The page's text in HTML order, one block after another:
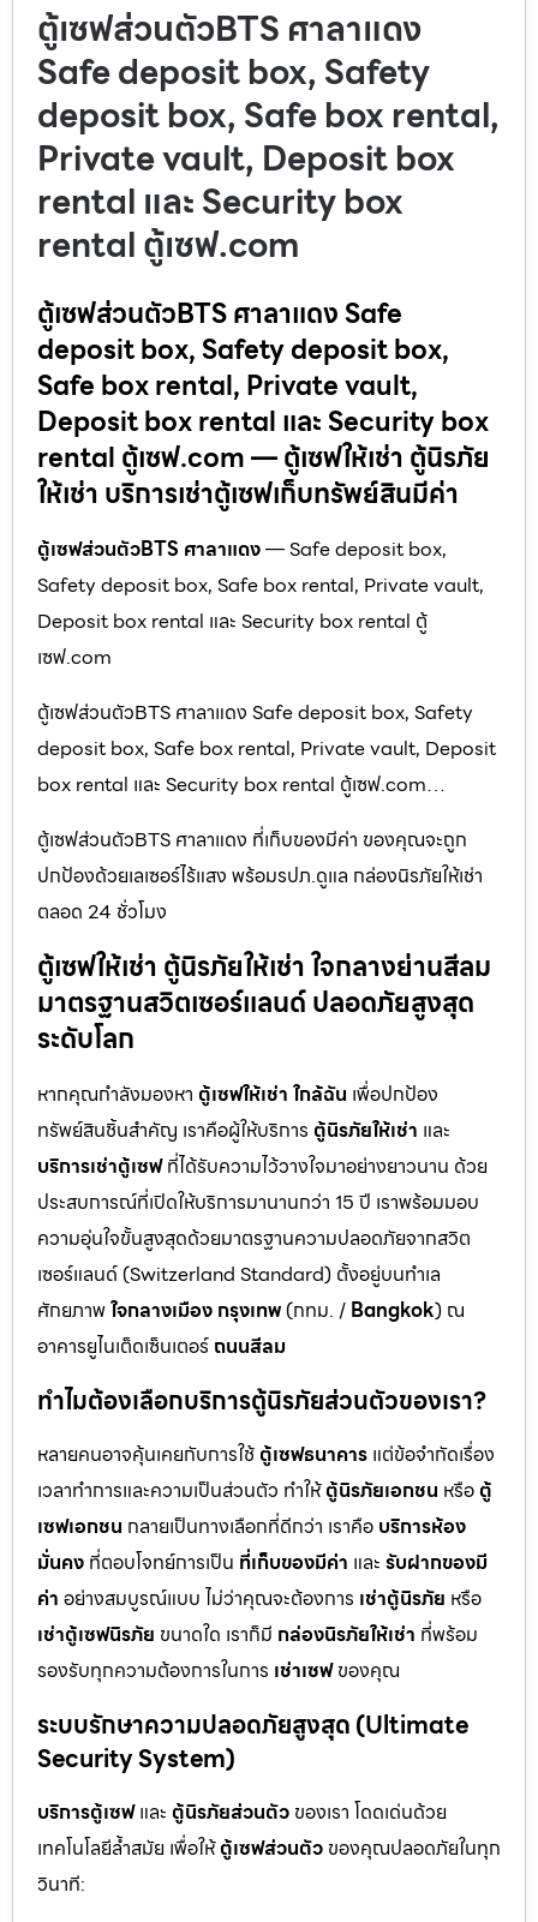
ตู้เซฟส่วนตัวBTS ศาลาแดง
Safe deposit box, Safety
deposit box, Safe box rental,
Private vault, Deposit box
rental และ Security box
rental ตู้เซฟ.com
ตู้เซฟส่วนตัวBTS ศาลาแดง Safe
deposit box, Safety deposit box,
Safe box rental, Private vault,
Deposit box rental และ Security box
rental ตู้เซฟ.com — ตู้เซฟให้เช่า ตู้นิรภัย
ให้เช่า บริการเช่าตู้เซฟเก็บทรัพย์สินมีค่า
ตู้เซฟส่วนตัวBTS ศาลาแดง— Safe deposit box,
Safety deposit box, Safe box rental, Private vault,
Deposit box rental และ Security box rental ตู้
เซฟ.com
ตู้เซฟส่วนตัวBTS ศาลาแดง Safe deposit box, Safety
deposit box, Safe box rental, Private vault, Deposit
box rental และ Security box rental ตู้เซฟ.com…
ตู้เซฟส่วนตัวBTS ศาลาแดง ที่เก็บของมีค่า ของคุณจะถูก
ปกป้องด้วยเลเซอร์ไร้แสง พร้อมรปภ.ดูแล กล่องนิรภัยให้เช่า
ตลอด 24 ชั่วโมง
ตู้เซฟให้เช่า ตู้นิรภัยให้เช่า ใจกลางย่านสีลม
มาตรฐานสวิตเซอร์แลนด์ ปลอดภัยสูงสุด
ระดับโลก
หากคุณกำลังมองหา ตู้เซฟให้เช่า ใกล้ฉัน เพื่อปกป้อง
ทรัพย์สินชิ้นสำคัญ เราคือผู้ให้บริการ ตู้นิรภัยให้เช่า และ
บริการเช่าตู้เซฟที่ได้รับความไว้วางใจมาอย่างยาวนาน ด้วย
ประสบการณ์ที่เปิดให้บริการมานานกว่า 15 ปี เราพร้อมมอบ
ความอุ่นใจขั้นสูงสุดด้วยมาตรฐานความปลอดภัยจากสวิต
เซอร์แลนด์ (Switzerland Standard) ตั้งอยู่บนทำเล
ศักยภาพใจกลางเมือง กรุงเทพ(กทม. / Bangkok) ณ
อาคารยูไนเต็ดเซ็นเตอร์ ถนนสีลม
ทำไมต้องเลือกบริการตู้นิรภัยส่วนตัวของเรา?
หลายคนอาจคุ้นเคยกับการใช้ ตู้เซฟธนาคาร แต่ข้อจำกัดเรื่อง
เวลาทำการและความเป็นส่วนตัว ทำให้ตู้นิรภัยเอกชน หรือ ตู้
เซฟเอกชน กลายเป็นทางเลือกที่ดีกว่า เราคือ บริการห้อง
มั่นคง ที่ตอบโจทย์การเป็น ที่เก็บของมีค่า และ รับฝากของมี
ค่า อย่างสมบูรณ์แบบ ไม่ว่าคุณจะต้องการ เช่าตู้นิรภัย หรือ
เช่าตู้เซฟนิรภัย ขนาดใด เราก็มี กล่องนิรภัยให้เช่า ที่พร้อม
รองรับทุกความต้องการในการ เช่าเซฟของคุณ
ระบบรักษาความปลอดภัยสูงสุด (Ultimate
Security System)
บริการตู้เซฟและ ตู้นิรภัยส่วนตัว ของเรา โดดเด่นด้วย
เทคโนโลยีล้ำสมัย เพื่อให้ตู้เซฟส่วนตัว ของคุณปลอดภัยในทุก
วินาที: